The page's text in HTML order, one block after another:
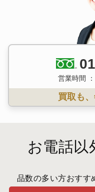
営業時間
買取も
お電話以
品数の多い方おすす